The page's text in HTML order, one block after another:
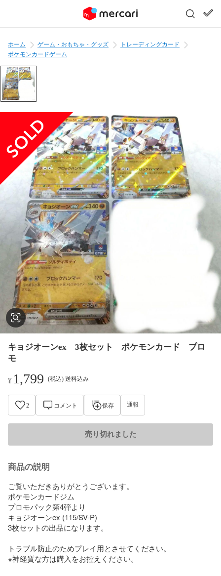
ホーム ゲーム・おもちゃ・グッズ
トレーディングカード
ポケモンカードゲーム
キョジオーンex 3枚セット ポケモンカード プロ
モ
¥ 1,799 (税込) 送料込み
2 コメント 保存 通報
売り切れました
商品の説明
ご覧いただきありがとうございます。
ポケモンカードジム
プロモパック第4弾より
キョジオーンex (115/SV-P)
3枚セットの出品になります。
トラブル防止のためプレイ用とさせてください。
※神経質な方は購入をお控えください。